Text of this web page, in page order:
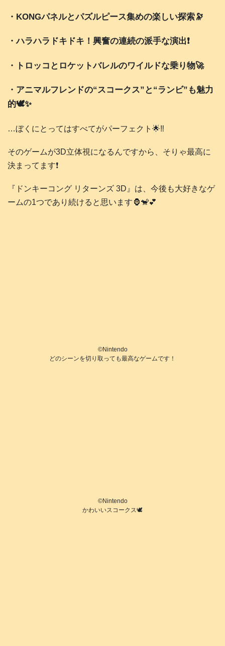
・KONGパネルとパズルピース集めの楽しい探索🔭
・ハラハラドキドキ！興奮の連続の派手な演出❗️
・トロッコとロケットバレルのワイルドな乗り物🚀
・アニマルフレンドの“スコークス”と“ランビ”も魅力
的🕊️✨
…ぼくにとってはすべてがパーフェクト🌟‼️
そのゲームが3D立体視になるんですから、そりゃ最高に
決まってます❗️
『ドンキーコング リターンズ 3D』は、今後も大好きなゲ
ームの1つであり続けると思います🦍🐒💕
©️Nintendo
どのシーンを切り取っても最高なゲームです！
©️Nintendo
かわいいスコークス🕊️